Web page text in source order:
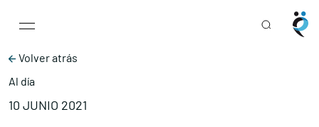
Main Navigation
Volver atrás
Al día
10 JUNIO 2021